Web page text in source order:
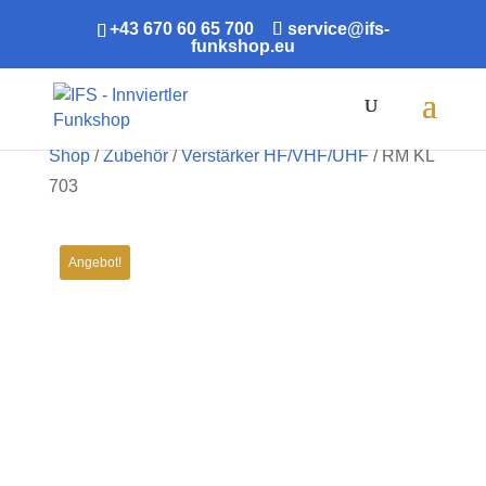
+43 670 60 65 700
service@ifs-
funkshop.eu
Shop/Zubehör/Verstärker HF/VHF/UHF/ RM KL
703
Angebot!